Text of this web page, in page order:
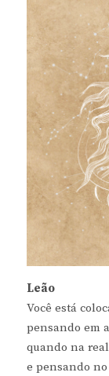
Leão
Você está
pensando em
quando na
e pensando